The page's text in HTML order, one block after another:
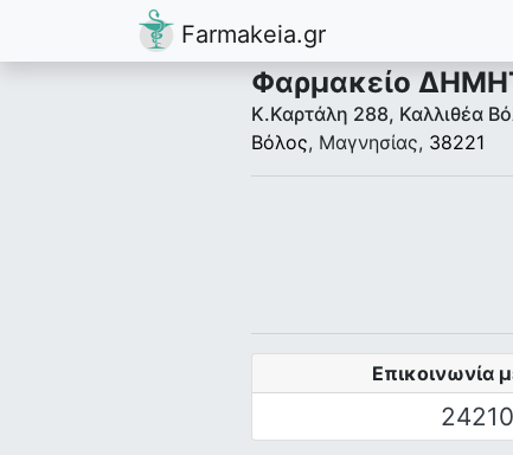
Farmakeia.gr
Φαρμακείο
Κ.Καρτάλη 288, Καλλιθέα
Βόλος, Μαγνησίας, 38221
Επικοινωνία